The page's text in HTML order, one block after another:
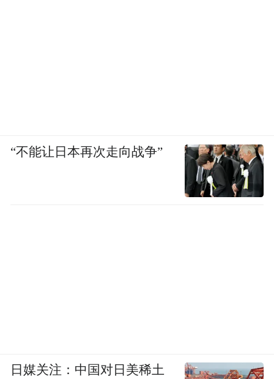
“不能让日本再次走向战争”
日媒关注：中国对日美稀土